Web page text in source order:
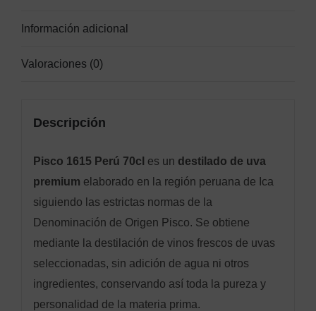
Información adicional
Valoraciones (0)
Descripción
Pisco 1615 Perú 70cl es un destilado de uva
premium elaborado en la región peruana de Ica
siguiendo las estrictas normas de la
Denominación de Origen Pisco. Se obtiene
mediante la destilación de vinos frescos de uvas
seleccionadas, sin adición de agua ni otros
ingredientes, conservando así toda la pureza y
personalidad de la materia prima.